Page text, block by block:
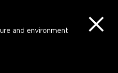
and environment